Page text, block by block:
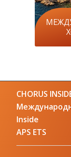
CHORUS
Inside
APS ETS